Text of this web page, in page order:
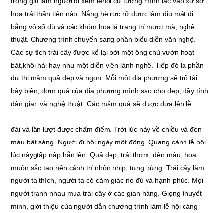
hoa trái thần tiên nào. Nắng hè rực rỡ được làm dịu mát đi
bằng vô số dù và các khóm hoa lá trang trí mượt mà, nghệ
thuật. Chương trình chuyển sang phần biểu diễn văn nghệ.
Các sự tích trái cây được kể lại bởi một ông chủ vườn hoạt
bát,khôi hài hay như một diễn viên lành nghề. Tiếp đó là phần
dự thi mâm quả đẹp và ngon. Mỗi một địa phương sẽ trổ tài
bày biện, đơm quả của địa phương mình sao cho đẹp, đầy tính
dân gian và nghệ thuật. Các mâm quả sẽ được đưa lên lễ
đài và lần lượt được chấm điểm. Trời lúc này về chiều và đèn
màu bật sáng. Người đi hội ngày một đông. Quang cảnh lễ hội
lúc nàygtấp nập hẳn lên. Quả đẹp, trái thơm, đèn màu, hoa
muôn sắc tạo nên cảnh trí nhộn nhịp, tưng bừng. Trái cây làm
người ta thích, người ta có cảm giác no đủ và hạnh phúc. Mọi
người tranh nhau mua trái cây ở các gian hàng. Giọng thuyết
minh, giới thiệu của người dẫn chương trình làm lễ hội càng